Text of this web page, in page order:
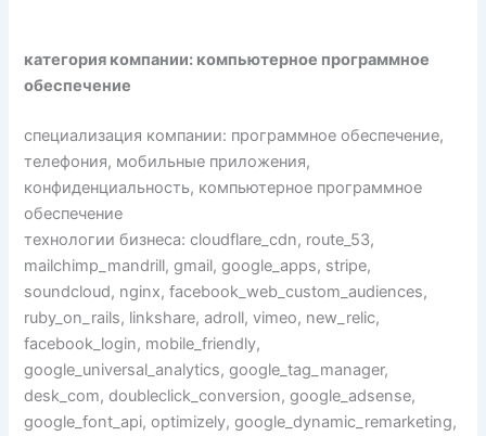
категория компании: компьютерное программное
обеспечение
специализация компании: программное обеспечение,
телефония, мобильные приложения,
конфиденциальность, компьютерное программное
обеспечение
технологии бизнеса: cloudflare_cdn, route_53,
mailchimp_mandrill, gmail, google_apps, stripe,
soundcloud, nginx, facebook_web_custom_audiences,
ruby_on_rails, linkshare, adroll, vimeo, new_relic,
facebook_login, mobile_friendly,
google_universal_analytics, google_tag_manager,
desk_com, doubleclick_conversion, google_adsense,
google_font_api, optimizely, google_dynamic_remarketing,